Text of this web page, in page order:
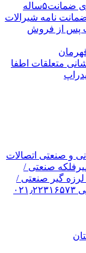
شیرالات قهرمان دارای ضمانت۵ساله
نامه شیرالات
پس از فروش
متعلقات اطفا
و صنعتی اتصالات
صنعتی /
لرزه گیر صنعتی /
شیرفلکه چدنی / اتصالات پتروشیمی ۰۲۱٫۲۲۳۱۶۵۷۳